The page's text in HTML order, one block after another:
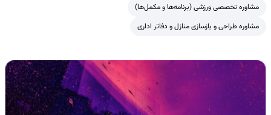
مشاوره تخصصی ورزشی (برنامه‌ها و مکمل‌ها)
مشاوره طراحی و بازسازی منازل و دفاتر اداری